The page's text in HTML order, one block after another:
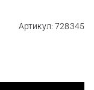
Артикул: 728345